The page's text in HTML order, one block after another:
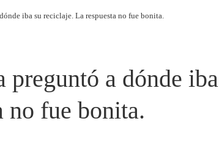
iba su reciclaje. La respuesta no fue bonita.
a dónde iba
no fue bonita.